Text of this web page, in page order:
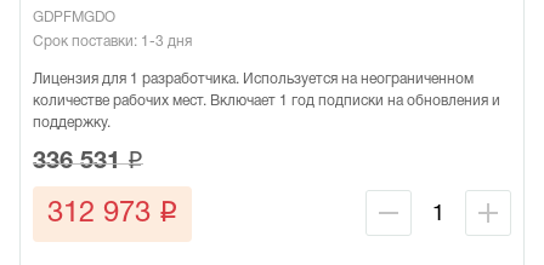
GDPFMGDO
Срок поставки: 1-3 дня
Лицензия для 1 разработчика. Используется на неограниченном
количестве рабочих мест. Включает 1 год подписки на обновления и
поддержку.
336 531q
312 973 q